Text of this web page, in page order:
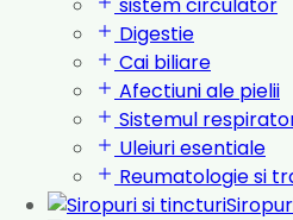
Digestie
Cai biliare
Afectiuni ale pielii
Sistemul
Uleiuri esentiale
Reumatologie si